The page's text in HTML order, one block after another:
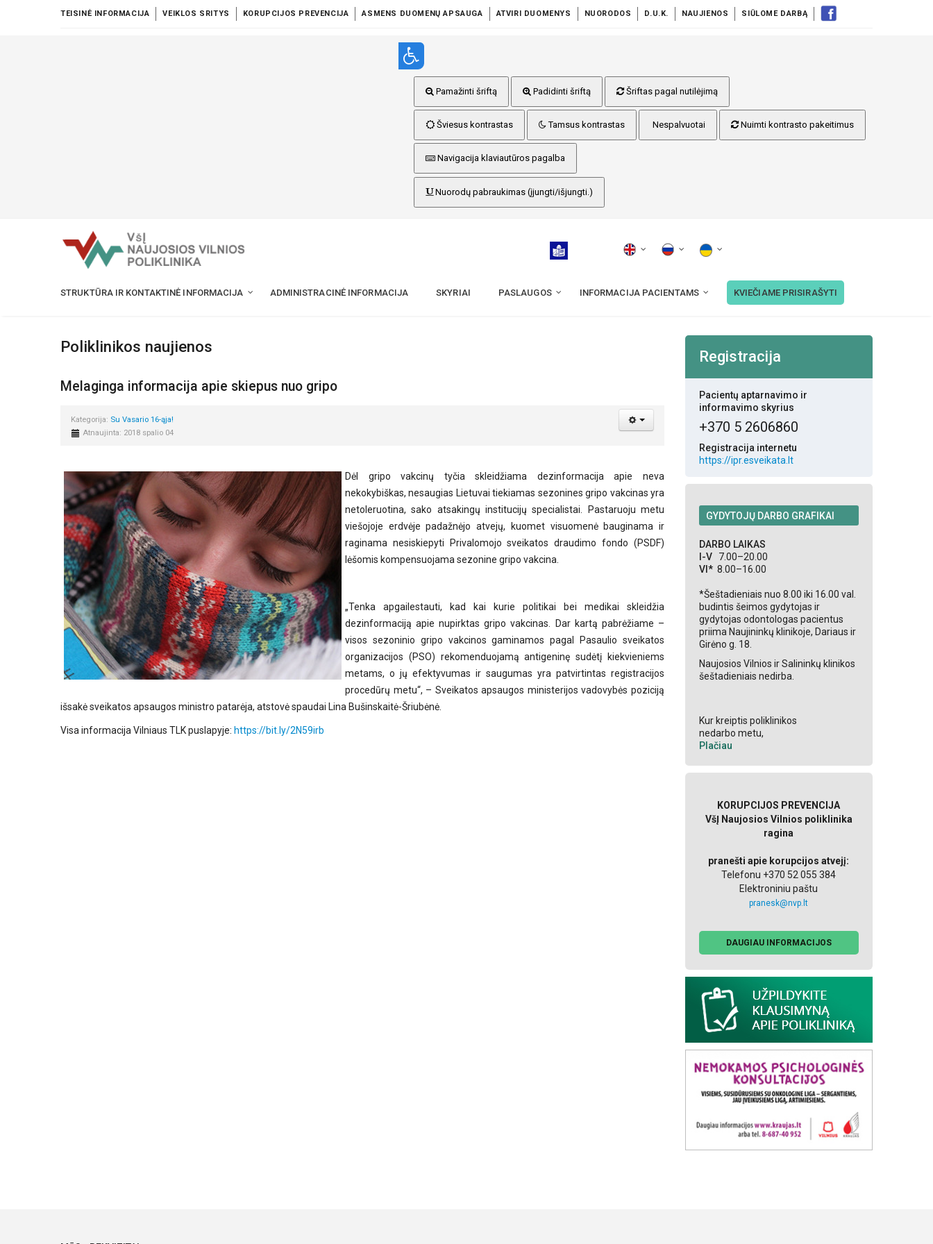
TEISINĖ INFORMACIJA VEIKLOS SRITYS KORUPCIJOS PREVENCIJA ASMENS DUOMENŲ APSAUGA ATVIRI DUOMENYS NUORODOS D.U.K. NAUJIENOS SIŪLOME DARBĄ
Pamažinti šriftą Padidinti šriftą Šriftas pagal nutilėjimą
Šviesus kontrastas Tamsus kontrastas Nespalvuotai Nuimti kontrasto pakeitimus
Navigacija klaviautūros pagalba
Nuorodų pabraukimas (įjungti/išjungti.)
STRUKTŪRA IR KONTAKTINĖ INFORMACIJA ADMINISTRACINĖ INFORMACIJA SKYRIAI PASLAUGOS INFORMACIJA PACIENTAMS KVIEČIAME PRISIRAŠYTI
Poliklinikos naujienos
Melaginga informacija apie skiepus nuo gripo
Kategorija: Su Vasario 16-ąja!
Atnaujinta: 2018 spalio 04
Dėl gripo vakcinų tyčia skleidžiama dezinformacija apie neva
nekokybiškas, nesaugias Lietuvai tiekiamas sezonines gripo vakcinas yra
netoleruotina, sako atsakingų institucijų specialistai. Pastaruoju metu
viešojoje erdvėje padažnėjo atvejų, kuomet visuomenė bauginama ir
raginama nesiskiepyti Privalomojo sveikatos draudimo fondo (PSDF)
lėšomis kompensuojama sezonine gripo vakcina.
„Tenka apgailestauti, kad kai kurie politikai bei medikai skleidžia
dezinformaciją apie nupirktas gripo vakcinas. Dar kartą pabrėžiame –
visos sezoninio gripo vakcinos gaminamos pagal Pasaulio sveikatos
organizacijos (PSO) rekomenduojamą antigeninę sudėtį kiekvieniems
metams, o jų efektyvumas ir saugumas yra patvirtintas registracijos
procedūrų metu“, – Sveikatos apsaugos ministerijos vadovybės poziciją
išsakė sveikatos apsaugos ministro patarėja, atstovė spaudai Lina Bušinskaitė-Šriubėnė.
Visa informacija Vilniaus TLK puslapyje: https://bit.ly/2N59irb
Registracija
Pacientų aptarnavimo ir
informavimo skyrius
+370 5 2606860
Registracija internetu
https://ipr.esveikata.lt
GYDYTOJŲ DARBO GRAFIKAI
DARBO LAIKAS
I-V7.00–20.00
VI* 8.00–16.00
*Šeštadieniais nuo 8.00 iki 16.00 val.
budintis šeimos gydytojas ir
gydytojas odontologas pacientus
priima Naujininkų klinikoje, Dariaus ir
Girėno g. 18.
Naujosios Vilnios ir Salininkų klinikos
šeštadieniais nedirba.
Kur kreiptis poliklinikos
nedarbo metu,
Plačiau
KORUPCIJOS PREVENCIJA
VšĮ Naujosios Vilnios poliklinika
ragina
pranešti apie korupcijos atvejį:
Telefonu +370 52 055 384
Elektroniniu paštu
pranesk@nvp.lt
DAUGIAU INFORMACIJOS